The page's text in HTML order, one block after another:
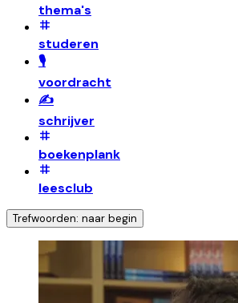
thema's
studeren
🎙️
voordracht
✍️
schrijver
boekenplank
leesclub
Trefwoorden: naar begin